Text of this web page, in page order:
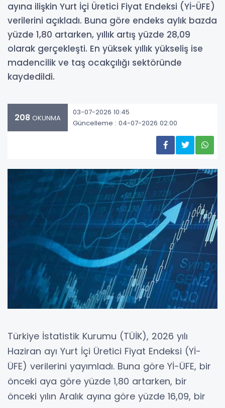
ayına ilişkin Yurt İçi Üretici Fiyat Endeksi (Yİ-ÜFE)
verilerini açıkladı. Buna göre endeks aylık bazda
yüzde 1,80 artarken, yıllık artış yüzde 28,09
olarak gerçekleşti. En yüksek yıllık yükseliş ise
madencilik ve taş ocakçılığı sektöründe
kaydedildi.
208 OKUNMA
03-07-2026 10:45
Güncelleme : 04-07-2026 02:00
Türkiye İstatistik Kurumu (TÜİK), 2026 yılı
Haziran ayı Yurt İçi Üretici Fiyat Endeksi (Yİ-
ÜFE) verilerini yayımladı. Buna göre Yİ-ÜFE, bir
önceki aya göre yüzde 1,80 artarken, bir
önceki yılın Aralık ayına göre yüzde 16,09, bir